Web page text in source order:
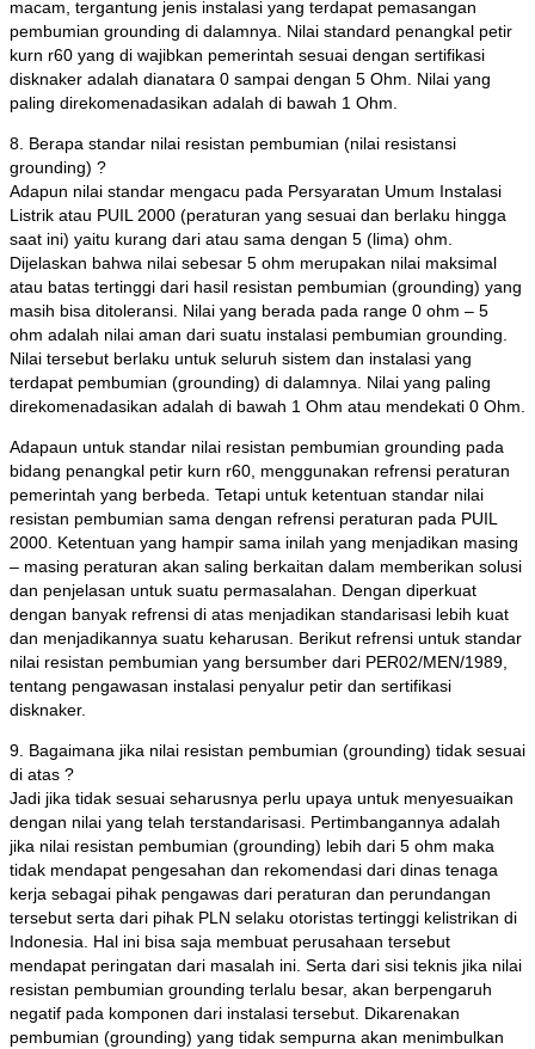
macam, tergantung jenis instalasi yang terdapat pemasangan
pembumian grounding di dalamnya. Nilai standard penangkal petir
kurn r60 yang di wajibkan pemerintah sesuai dengan sertifikasi
disknaker adalah dianatara 0 sampai dengan 5 Ohm. Nilai yang
paling direkomenadasikan adalah di bawah 1 Ohm.
8. Berapa standar nilai resistan pembumian (nilai resistansi
grounding) ?
Adapun nilai standar mengacu pada Persyaratan Umum Instalasi
Listrik atau PUIL 2000 (peraturan yang sesuai dan berlaku hingga
saat ini) yaitu kurang dari atau sama dengan 5 (lima) ohm.
Dijelaskan bahwa nilai sebesar 5 ohm merupakan nilai maksimal
atau batas tertinggi dari hasil resistan pembumian (grounding) yang
masih bisa ditoleransi. Nilai yang berada pada range 0 ohm – 5
ohm adalah nilai aman dari suatu instalasi pembumian grounding.
Nilai tersebut berlaku untuk seluruh sistem dan instalasi yang
terdapat pembumian (grounding) di dalamnya. Nilai yang paling
direkomenadasikan adalah di bawah 1 Ohm atau mendekati 0 Ohm.
Adapaun untuk standar nilai resistan pembumian grounding pada
bidang penangkal petir kurn r60, menggunakan refrensi peraturan
pemerintah yang berbeda. Tetapi untuk ketentuan standar nilai
resistan pembumian sama dengan refrensi peraturan pada PUIL
2000. Ketentuan yang hampir sama inilah yang menjadikan masing
– masing peraturan akan saling berkaitan dalam memberikan solusi
dan penjelasan untuk suatu permasalahan. Dengan diperkuat
dengan banyak refrensi di atas menjadikan standarisasi lebih kuat
dan menjadikannya suatu keharusan. Berikut refrensi untuk standar
nilai resistan pembumian yang bersumber dari PER02/MEN/1989,
tentang pengawasan instalasi penyalur petir dan sertifikasi
disknaker.
9. Bagaimana jika nilai resistan pembumian (grounding) tidak sesuai
di atas ?
Jadi jika tidak sesuai seharusnya perlu upaya untuk menyesuaikan
dengan nilai yang telah terstandarisasi. Pertimbangannya adalah
jika nilai resistan pembumian (grounding) lebih dari 5 ohm maka
tidak mendapat pengesahan dan rekomendasi dari dinas tenaga
kerja sebagai pihak pengawas dari peraturan dan perundangan
tersebut serta dari pihak PLN selaku otoristas tertinggi kelistrikan di
Indonesia. Hal ini bisa saja membuat perusahaan tersebut
mendapat peringatan dari masalah ini. Serta dari sisi teknis jika nilai
resistan pembumian grounding terlalu besar, akan berpengaruh
negatif pada komponen dari instalasi tersebut. Dikarenakan
pembumian (grounding) yang tidak sempurna akan menimbulkan